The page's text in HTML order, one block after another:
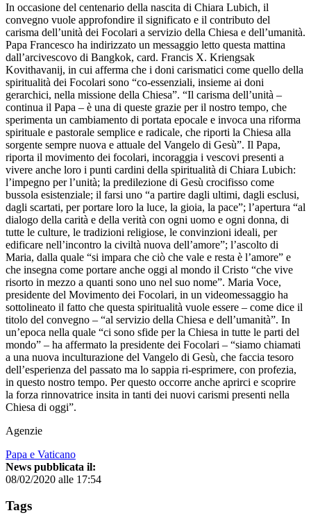
In occasione del centenario della nascita di Chiara Lubich, il
convegno vuole approfondire il significato e il contributo del
carisma dell’unità dei Focolari a servizio della Chiesa e dell’umanità.
Papa Francesco ha indirizzato un messaggio letto questa mattina
dall’arcivescovo di Bangkok, card. Francis X. Kriengsak
Kovithavanij, in cui afferma che i doni carismatici come quello della
spiritualità dei Focolari sono “co-essenziali, insieme ai doni
gerarchici, nella missione della Chiesa”. “Il carisma dell’unità –
continua il Papa – è una di queste grazie per il nostro tempo, che
sperimenta un cambiamento di portata epocale e invoca una riforma
spirituale e pastorale semplice e radicale, che riporti la Chiesa alla
sorgente sempre nuova e attuale del Vangelo di Gesù”. Il Papa,
riporta il movimento dei focolari, incoraggia i vescovi presenti a
vivere anche loro i punti cardini della spiritualità di Chiara Lubich:
l’impegno per l’unità; la predilezione di Gesù crocifisso come
bussola esistenziale; il farsi uno “a partire dagli ultimi, dagli esclusi,
dagli scartati, per portare loro la luce, la gioia, la pace”; l’apertura “al
dialogo della carità e della verità con ogni uomo e ogni donna, di
tutte le culture, le tradizioni religiose, le convinzioni ideali, per
edificare nell’incontro la civiltà nuova dell’amore”; l’ascolto di
Maria, dalla quale “si impara che ciò che vale e resta è l’amore” e
che insegna come portare anche oggi al mondo il Cristo “che vive
risorto in mezzo a quanti sono uno nel suo nome”. Maria Voce,
presidente del Movimento dei Focolari, in un videomessaggio ha
sottolineato il fatto che questa spiritualità vuole essere – come dice il
titolo del convegno – “al servizio della Chiesa e dell’umanità”. In
un’epoca nella quale “ci sono sfide per la Chiesa in tutte le parti del
mondo” – ha affermato la presidente dei Focolari – “siamo chiamati
a una nuova inculturazione del Vangelo di Gesù, che faccia tesoro
dell’esperienza del passato ma lo sappia ri-esprimere, con profezia,
in questo nostro tempo. Per questo occorre anche aprirci e scoprire
la forza rinnovatrice insita in tanti dei nuovi carismi presenti nella
Chiesa di oggi”.
Agenzie
Papa e Vaticano
News pubblicata il:
08/02/2020 alle 17:54
Tags